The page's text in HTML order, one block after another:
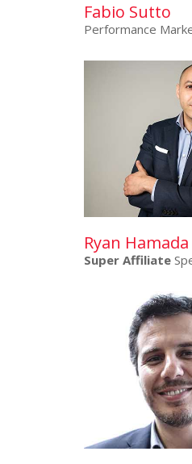
Fabio Sutto
Performance
Ryan Hamada
Super Affiliate